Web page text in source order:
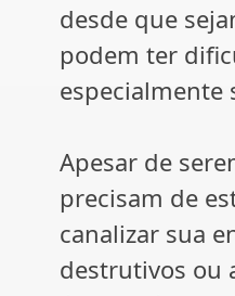
desde que
podem ter
especialmente
Apesar de
precisam de
canalizar sua
destrutivos ou